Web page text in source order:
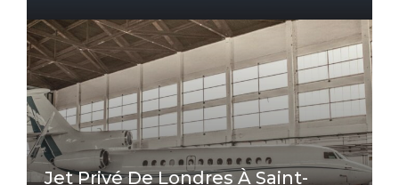
Jet Privé De Londres À Saint-